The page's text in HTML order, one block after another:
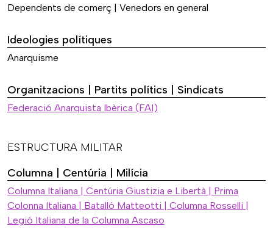
Dependents de comerç | Venedors en general
Ideologies polítiques
Anarquisme
Organitzacions | Partits polítics | Sindicats
Federació Anarquista Ibèrica (FAI)
ESTRUCTURA MILITAR
Columna | Centúria | Milícia
Columna Italiana | Centúria Giustizia e Libertà | Prima
Colonna Italiana | Batalló Matteotti | Columna Rosselli |
Legió Italiana de la Columna Ascaso